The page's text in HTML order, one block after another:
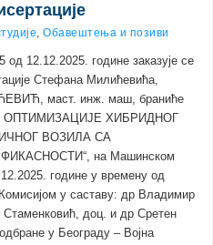
,Обавештења и позиви
12.12.2025. године заказује се
Стефана Милићевића,
маст. инж. маш, браниће
ОПТИМИЗАЦИЈЕ ХИБРИДНОГ
ВОЗИЛА СА
на Машинском
године у времену од
у саставу: др Владимир
доц. и др Сретен
у Београду – Војна